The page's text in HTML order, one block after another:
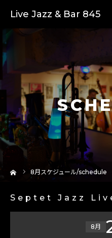
Live Jazz & Bar 845
8月スケジュール/schedule
Septet Jazz
8月